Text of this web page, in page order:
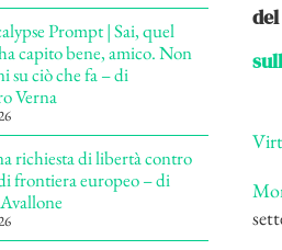
Prompt | Sai, quel
capito bene, amico. Non
su ciò che fa – di
Verna
richiesta di libertà contro
frontiera europeo – di